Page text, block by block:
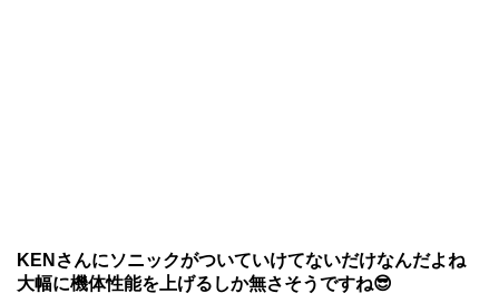
KENさんにソニックがついていけてないだけなんだよね
大幅に機体性能を上げるしか無さそうですね😎